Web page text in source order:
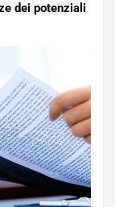
dei potenziali